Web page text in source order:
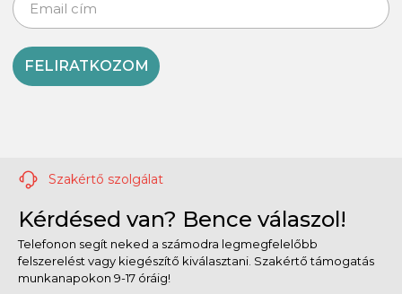
FELIRATKOZOM
Szakértő szolgálat
Kérdésed van? Bence válaszol!
Telefonon segít neked a számodra legmegfelelőbb
felszerelést vagy kiegészítő kiválasztani. Szakértő támogatás
munkanapokon 9-17 óráig!